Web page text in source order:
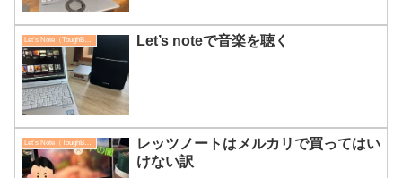
Let’s noteで音楽を聴く
Let's Note（ToughBook）
レッツノートはメルカリで買ってはい
けない訳